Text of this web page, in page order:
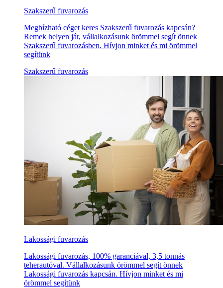
Szakszerű fuvarozás
Megbízható céget keres Szakszerű fuvarozás kapcsán?
Remek helyen jár, vállalkozásunk örömmel segít önnek
Szakszerű fuvarozásben. Hívjon minket és mi örömmel
segítünk
Szakszerű fuvarozás
Lakossági fuvarozás
Lakossági fuvarozás, 100% garanciával, 3,5 tonnás
teherautóval. Vállalkozásunk örömmel segít önnek
Lakossági fuvarozás kapcsán. Hívjon minket és mi
örömmel segítünk